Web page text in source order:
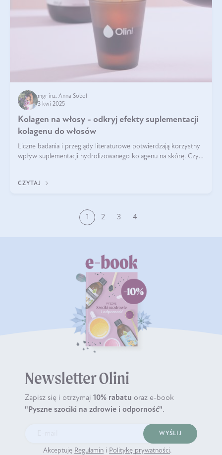
mgr inż. Anna Sobol
3 kwi 2025
Kolagen na włosy - odkryj efekty suplementacji
kolagenu do włosów
Liczne badania i przeglądy literaturowe potwierdzają korzystny
wpływ suplementacji hydrolizowanego kolagenu na skórę. Czy
CZYTAJ
1 2 3 4
Newsletter Olini
Zapisz się i otrzymaj 10% rabatu oraz e-book
"Pyszne szociki na zdrowie i odporność".
WYŚLIJ
Akceptuję Regulamin i Politykę prywatności.